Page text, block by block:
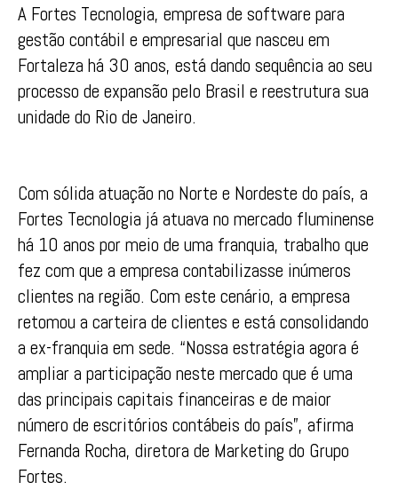
A Fortes Tecnologia, empresa de software para
gestão contábil e empresarial que nasceu em
Fortaleza há 30 anos, está dando sequência ao seu
processo de expansão pelo Brasil e reestrutura sua
unidade do Rio de Janeiro.
Com sólida atuação no Norte e Nordeste do país, a
Fortes Tecnologia já atuava no mercado fluminense
há 10 anos por meio de uma franquia, trabalho que
fez com que a empresa contabilizasse inúmeros
clientes na região. Com este cenário, a empresa
retomou a carteira de clientes e está consolidando
a ex-franquia em sede. “Nossa estratégia agora é
ampliar a participação neste mercado que é uma
das principais capitais financeiras e de maior
número de escritórios contábeis do país”, afirma
Fernanda Rocha, diretora de Marketing do Grupo
Fortes.